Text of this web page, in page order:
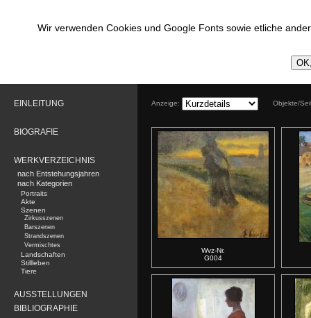
Wir verwenden Cookies und Google Fonts sowie etliche
EINLEITUNG
BIOGRAFIE
WERKVERZEICHNIS
nach Entstehungsjahren
nach Kategorien
Portraits
Akte
Szenen
Zirkusszenen
Barszenen
Strandszenen
Vermischtes
Landschaften
Stillleben
Tiere
AUSSTELLUNGEN
BIBLIOGRAPHIE
Anzeige: Objekte/
Wvz-Nr.
G004